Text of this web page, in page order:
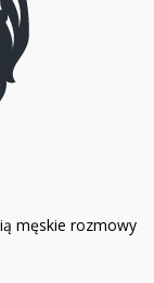
męskie rozmowy